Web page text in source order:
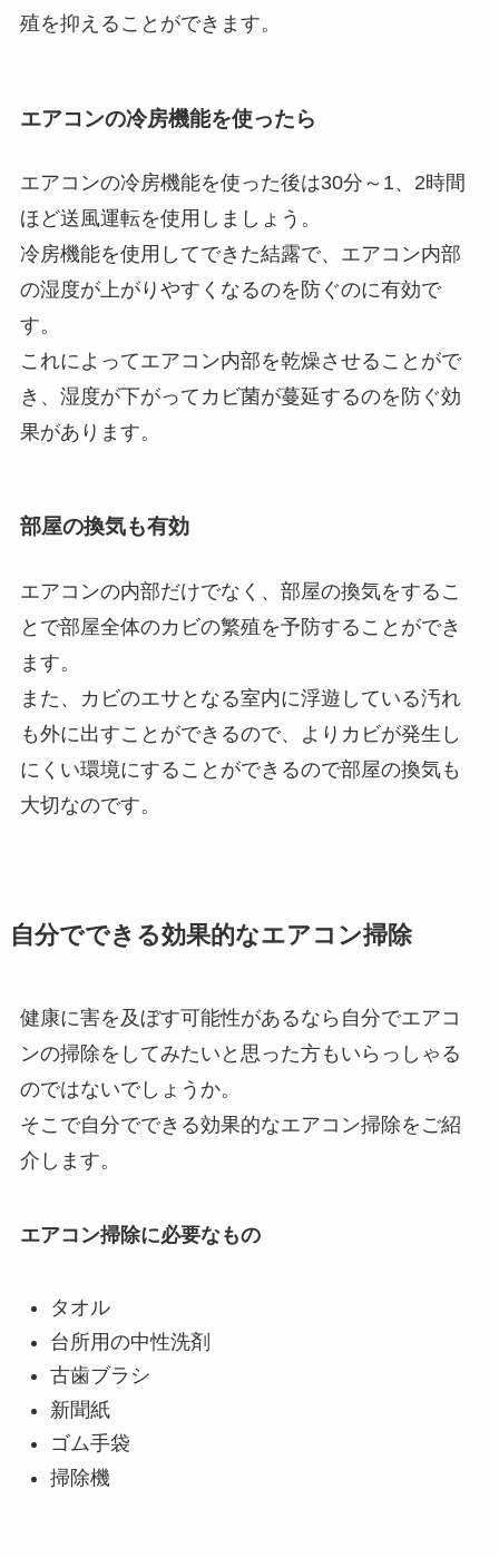
殖を抑えることができます。
エアコンの冷房機能を使ったら
エアコンの冷房機能を使った後は30分～1、2時間
ほど送風運転を使用しましょう。
冷房機能を使用してできた結露で、エアコン内部
の湿度が上がりやすくなるのを防ぐのに有効で
す。
これによってエアコン内部を乾燥させることがで
き、湿度が下がってカビ菌が蔓延するのを防ぐ効
果があります。
部屋の換気も有効
エアコンの内部だけでなく、部屋の換気をするこ
とで部屋全体のカビの繁殖を予防することができ
ます。
また、カビのエサとなる室内に浮遊している汚れ
も外に出すことができるので、よりカビが発生し
にくい環境にすることができるので部屋の換気も
大切なのです。
自分でできる効果的なエアコン掃除
健康に害を及ぼす可能性があるなら自分でエアコ
ンの掃除をしてみたいと思った方もいらっしゃる
のではないでしょうか。
そこで自分でできる効果的なエアコン掃除をご紹
介します。
エアコン掃除に必要なもの
タオル
台所用の中性洗剤
古歯ブラシ
新聞紙
ゴム手袋
掃除機